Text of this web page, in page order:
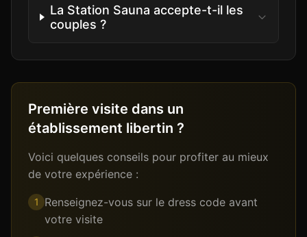
La Station Sauna accepte-t-il les
couples ?
Première visite dans un
établissement libertin ?
Voici quelques conseils pour profiter au mieux
de votre expérience :
1
Renseignez-vous sur le dress code avant
votre visite